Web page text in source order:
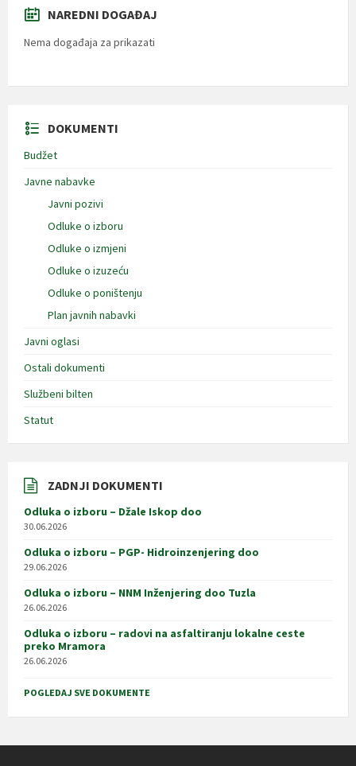
NAREDNI DOGAĐAJ
Nema događaja za prikazati
DOKUMENTI
Budžet
Javne nabavke
Javni pozivi
Odluke o izboru
Odluke o izmjeni
Odluke o izuzeću
Odluke o poništenju
Plan javnih nabavki
Javni oglasi
Ostali dokumenti
Službeni bilten
Statut
ZADNJI DOKUMENTI
Odluka o izboru – Džale Iskop doo
30.06.2026
Odluka o izboru – PGP- Hidroinzenjering doo
29.06.2026
Odluka o izboru – NNM Inženjering doo Tuzla
26.06.2026
Odluka o izboru – radovi na asfaltiranju lokalne ceste
preko Mramora
26.06.2026
POGLEDAJ SVE DOKUMENTE